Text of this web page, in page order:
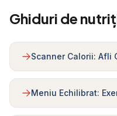
Ghiduri de
Scanner Calorii: Afli
Meniu Echilibrat: